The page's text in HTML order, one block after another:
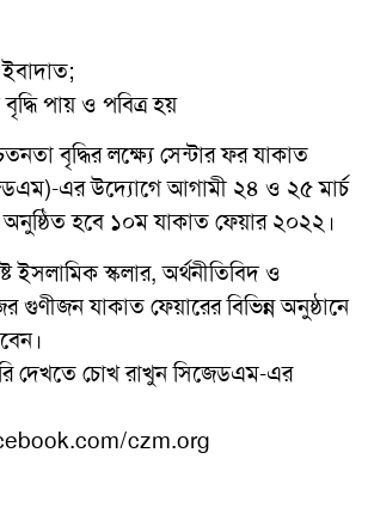
পায় ও পবিত্র হয়
বৃদ্ধির লক্ষ্যে সেন্টার ফর যাকাত
এর উদ্যোগে আগামী ২৪ ও ২৫ মার্চ
হবে ১০ম যাকাত ফেয়ার ২০২২।
ইসলামিক স্কলার, অর্থনীতিবিদ ও
গুণীজন যাকাত ফেয়ারের বিভিন্ন অনুষ্ঠানে
দেখতে চোখ রাখুন সিজেডএম-এর
czm.org